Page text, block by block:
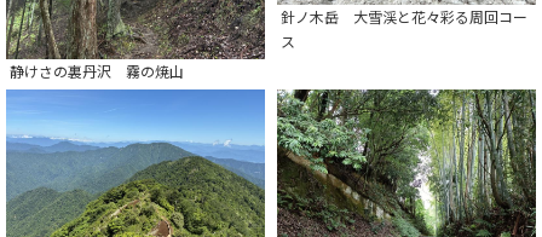
静けさの裏丹沢 霧の焼山
針ノ木岳 大雪渓と花々彩る周回コー
ス